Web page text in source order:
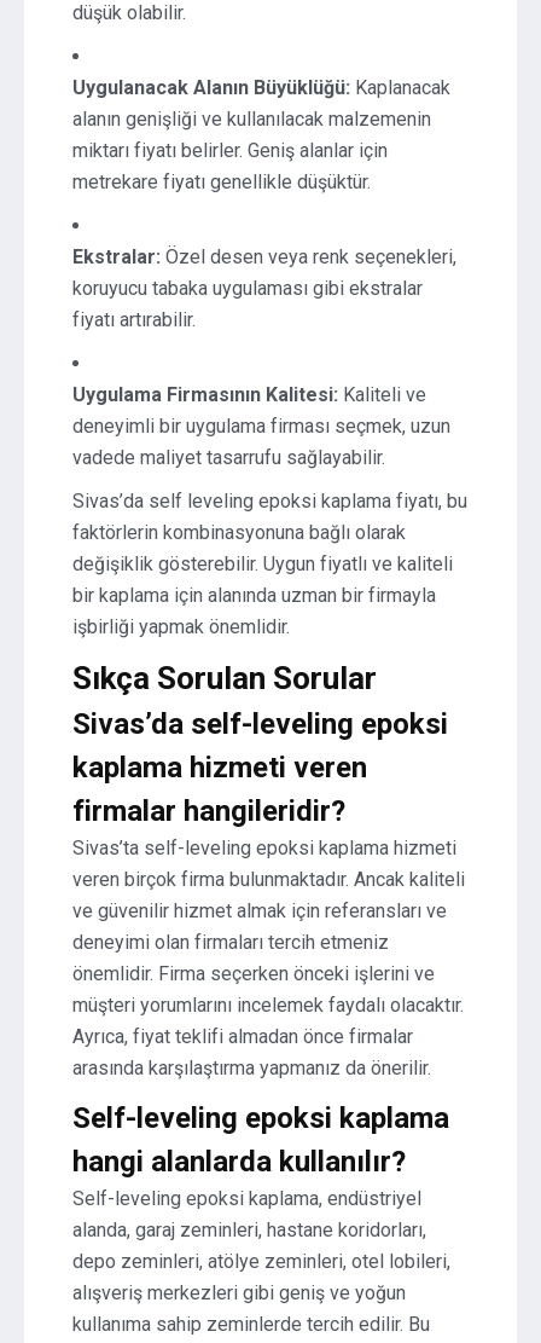
düşük olabilir.
Uygulanacak Alanın Büyüklüğü: Kaplanacak
alanın genişliği ve kullanılacak malzemenin
miktarı fiyatı belirler. Geniş alanlar için
metrekare fiyatı genellikle düşüktür.
Ekstralar: Özel desen veya renk seçenekleri,
koruyucu tabaka uygulaması gibi ekstralar
fiyatı artırabilir.
Uygulama Firmasının Kalitesi: Kaliteli ve
deneyimli bir uygulama firması seçmek, uzun
vadede maliyet tasarrufu sağlayabilir.
Sivas’da self leveling epoksi kaplama fiyatı, bu
faktörlerin kombinasyonuna bağlı olarak
değişiklik gösterebilir. Uygun fiyatlı ve kaliteli
bir kaplama için alanında uzman bir firmayla
işbirliği yapmak önemlidir.
Sıkça Sorulan Sorular
Sivas’da self-leveling epoksi
kaplama hizmeti veren
firmalar hangileridir?
Sivas’ta self-leveling epoksi kaplama hizmeti
veren birçok firma bulunmaktadır. Ancak kaliteli
ve güvenilir hizmet almak için referansları ve
deneyimi olan firmaları tercih etmeniz
önemlidir. Firma seçerken önceki işlerini ve
müşteri yorumlarını incelemek faydalı olacaktır.
Ayrıca, fiyat teklifi almadan önce firmalar
arasında karşılaştırma yapmanız da önerilir.
Self-leveling epoksi kaplama
hangi alanlarda kullanılır?
Self-leveling epoksi kaplama, endüstriyel
alanda, garaj zeminleri, hastane koridorları,
depo zeminleri, atölye zeminleri, otel lobileri,
alışveriş merkezleri gibi geniş ve yoğun
kullanıma sahip zeminlerde tercih edilir. Bu